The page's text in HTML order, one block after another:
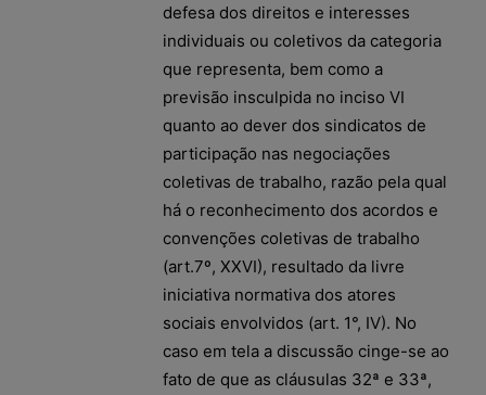
defesa dos direitos e interesses
individuais ou coletivos da categoria
que representa, bem como a
previsão insculpida no inciso VI
quanto ao dever dos sindicatos de
participação nas negociações
coletivas de trabalho, razão pela qual
há o reconhecimento dos acordos e
convenções coletivas de trabalho
(art.7º, XXVI), resultado da livre
iniciativa normativa dos atores
sociais envolvidos (art. 1°, IV). No
caso em tela a discussão cinge-se ao
fato de que as cláusulas 32ª e 33ª,